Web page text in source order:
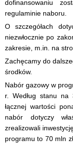
dofinansowaniu
regulaminie naboru.
O szczegółach
niezwłocznie po
zakresie, m.in. na
Zachęcamy do
środków.
Nabór gazowy w
r. Według stanu na
łącznej wartości
nabór dotyczy
zrealizowali
programu to 70 mln